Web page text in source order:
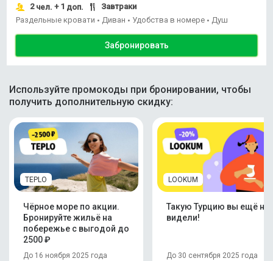
2чел. + 1 доп.
Завтраки
Раздельные кровати • Диван • Удобства в номере • Душ
Забронировать
Используйте промокоды при бронировании, чтобы
получить дополнительную скидку:
TEPLO
Чёрное море по акции.
Бронируйте жильё на
побережье с выгодой до
2500 ₽
До 16 ноября 2025 года
LOOKUM
Такую Турцию вы ещё не
видели!
До 30 сентября 2025 года